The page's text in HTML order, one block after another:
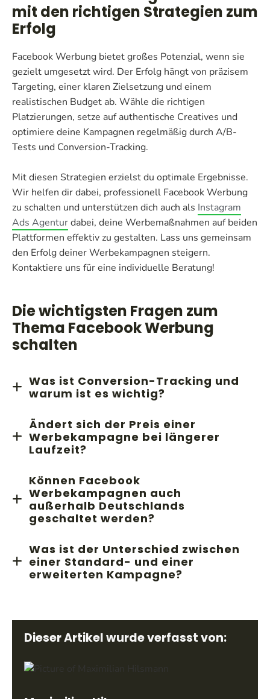
gewünschte Interaktionen messen und deine
Anzeigen auf dieser Basis optimieren.
entfalten.
deine Kampagnen kontinuierlich verbessern und
sicherstellen, dass du die besten Ergebnisse erzielst.
mit den richtigen Strategien zum
Erfolg
Facebook Werbung bietet großes Potenzial, wenn sie
gezielt umgesetzt wird. Der Erfolg hängt von präzisem
Targeting, einer klaren Zielsetzung und einem
realistischen Budget ab. Wähle die richtigen
Platzierungen, setze auf authentische Creatives und
optimiere deine Kampagnen regelmäßig durch A/B-
Tests und Conversion-Tracking.
Mit diesen Strategien erzielst du optimale Ergebnisse.
Wir helfen dir dabei, professionell Facebook Werbung
zu schalten und unterstützen dich auch als Instagram
Ads Agenturdabei, deine Werbemaßnahmen auf beiden
Plattformen effektiv zu gestalten. Lass uns gemeinsam
den Erfolg deiner Werbekampagnen steigern.
Kontaktiere uns für eine individuelle Beratung!
Die wichtigsten Fragen zum
Thema Facebook Werbung
schalten
Was ist Conversion-Tracking und
warum ist es wichtig?
Conversion-Tracking ermöglicht es dir, die Aktionen
von Nutzern nach dem Klick auf deine Anzeige zu
überwachen. Mit dem Facebook Pixel kannst du
eine gewünschte Handlung ausführt, wie einen Kauf
oder eine Anmeldung. So kannst du deine Anzeigen
gezielt optimieren.
Ändert sich der Preis einer
Werbekampagne bei längerer
Laufzeit?
von verschiedenen Faktoren ab, wie dem gewählten
Budget, der Zielgruppe und der
Wettbewerbssituation. Eine längere Laufzeit kann in
führen, die Performance jedoch variiert je nach
Kampagnenziel und Marktbedingungen.
Können Facebook
Werbekampagnen auch
außerhalb Deutschlands
geschaltet werden?
werden. Du kannst deine Zielgruppe auf
internationaler Ebene ansprechen und Anzeigen in
verschiedenen Ländern ausspielen, solange du die
Was ist der Unterschied zwischen
einer Standard- und einer
erweiterten Kampagne?
zur Zielgruppenansprache, Platzierung und
einfacher und für kleinere Unternehmen oder
Dieser Artikel wurde verfasst von: